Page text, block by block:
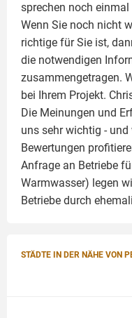
sprechen noch
Wenn Sie noch nicht
richtige für Sie ist,
die notwendigen
zusammengetragen.
bei Ihrem Projekt.
Die Meinungen und
uns sehr wichtig -
Bewertungen
Anfrage an Betriebe
Warmwasser) legen
Betriebe durch
STÄDTE IN DER NÄHE VON